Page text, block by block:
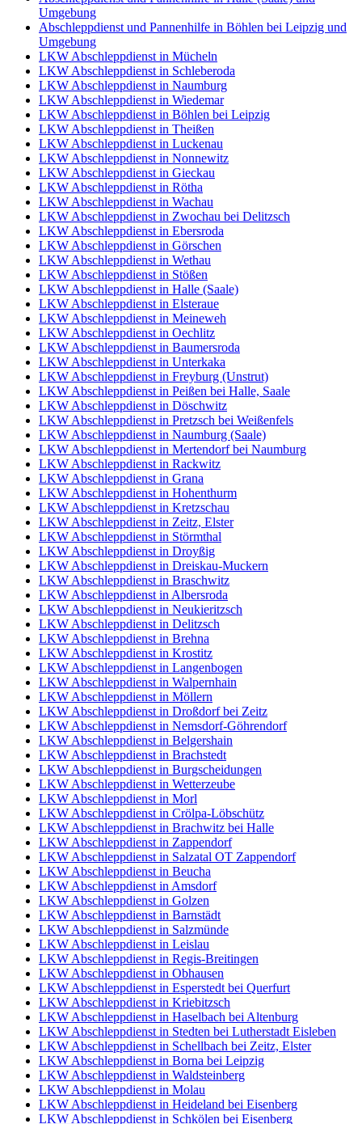
Umgebung
Abschleppdienst und Pannenhilfe in Böhlen bei Leipzig und
Umgebung
LKW Abschleppdienst in Mücheln
LKW Abschleppdienst in Schleberoda
LKW Abschleppdienst in Naumburg
LKW Abschleppdienst in Wiedemar
LKW Abschleppdienst in Böhlen bei Leipzig
LKW Abschleppdienst in Theißen
LKW Abschleppdienst in Luckenau
LKW Abschleppdienst in Nonnewitz
LKW Abschleppdienst in Gieckau
LKW Abschleppdienst in Rötha
LKW Abschleppdienst in Wachau
LKW Abschleppdienst in Zwochau bei Delitzsch
LKW Abschleppdienst in Ebersroda
LKW Abschleppdienst in Görschen
LKW Abschleppdienst in Wethau
LKW Abschleppdienst in Stößen
LKW Abschleppdienst in Halle (Saale)
LKW Abschleppdienst in Elsteraue
LKW Abschleppdienst in Meineweh
LKW Abschleppdienst in Oechlitz
LKW Abschleppdienst in Baumersroda
LKW Abschleppdienst in Unterkaka
LKW Abschleppdienst in Freyburg (Unstrut)
LKW Abschleppdienst in Peißen bei Halle, Saale
LKW Abschleppdienst in Döschwitz
LKW Abschleppdienst in Pretzsch bei Weißenfels
LKW Abschleppdienst in Naumburg (Saale)
LKW Abschleppdienst in Mertendorf bei Naumburg
LKW Abschleppdienst in Rackwitz
LKW Abschleppdienst in Grana
LKW Abschleppdienst in Hohenthurm
LKW Abschleppdienst in Kretzschau
LKW Abschleppdienst in Zeitz, Elster
LKW Abschleppdienst in Störmthal
LKW Abschleppdienst in Droyßig
LKW Abschleppdienst in Dreiskau-Muckern
LKW Abschleppdienst in Braschwitz
LKW Abschleppdienst in Albersroda
LKW Abschleppdienst in Neukieritzsch
LKW Abschleppdienst in Delitzsch
LKW Abschleppdienst in Brehna
LKW Abschleppdienst in Krostitz
LKW Abschleppdienst in Langenbogen
LKW Abschleppdienst in Walpernhain
LKW Abschleppdienst in Möllern
LKW Abschleppdienst in Droßdorf bei Zeitz
LKW Abschleppdienst in Nemsdorf-Göhrendorf
LKW Abschleppdienst in Belgershain
LKW Abschleppdienst in Brachstedt
LKW Abschleppdienst in Burgscheidungen
LKW Abschleppdienst in Wetterzeube
LKW Abschleppdienst in Morl
LKW Abschleppdienst in Crölpa-Löbschütz
LKW Abschleppdienst in Brachwitz bei Halle
LKW Abschleppdienst in Zappendorf
LKW Abschleppdienst in Salzatal OT Zappendorf
LKW Abschleppdienst in Beucha
LKW Abschleppdienst in Amsdorf
LKW Abschleppdienst in Golzen
LKW Abschleppdienst in Barnstädt
LKW Abschleppdienst in Salzmünde
LKW Abschleppdienst in Leislau
LKW Abschleppdienst in Regis-Breitingen
LKW Abschleppdienst in Obhausen
LKW Abschleppdienst in Esperstedt bei Querfurt
LKW Abschleppdienst in Kriebitzsch
LKW Abschleppdienst in Haselbach bei Altenburg
LKW Abschleppdienst in Stedten bei Lutherstadt Eisleben
LKW Abschleppdienst in Schellbach bei Zeitz, Elster
LKW Abschleppdienst in Borna bei Leipzig
LKW Abschleppdienst in Waldsteinberg
LKW Abschleppdienst in Molau
LKW Abschleppdienst in Heideland bei Eisenberg
LKW Abschleppdienst in Schkölen bei Eisenberg